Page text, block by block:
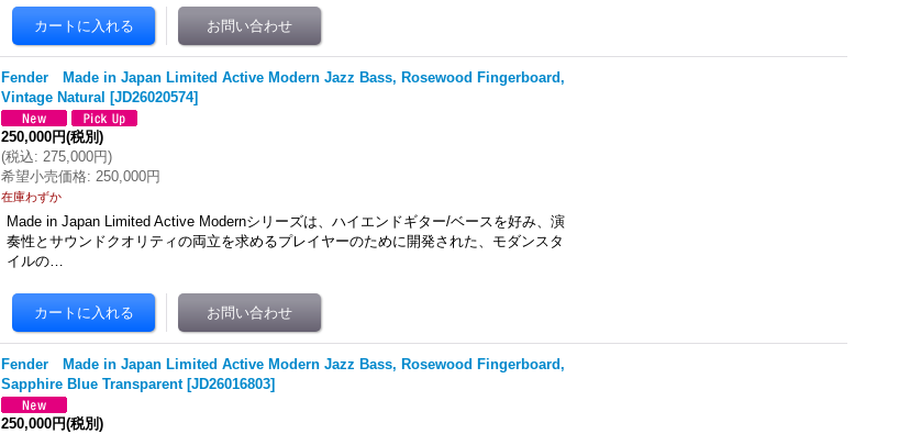
Fender Made in Japan Limited Active Modern Jazz Bass, Rosewood Fingerboard,
Vintage Natural [JD26020574]
250,000円(税別)
(税込: 275,000円)
希望小売価格: 250,000円
在庫わずか
Made in Japan Limited Active Modernシリーズは、ハイエンドギター/ベースを好み、演
奏性とサウンドクオリティの両立を求めるプレイヤーのために開発された、モダンスタ
イルの…
Fender Made in Japan Limited Active Modern Jazz Bass, Rosewood Fingerboard,
Sapphire Blue Transparent [JD26016803]
250,000円(税別)